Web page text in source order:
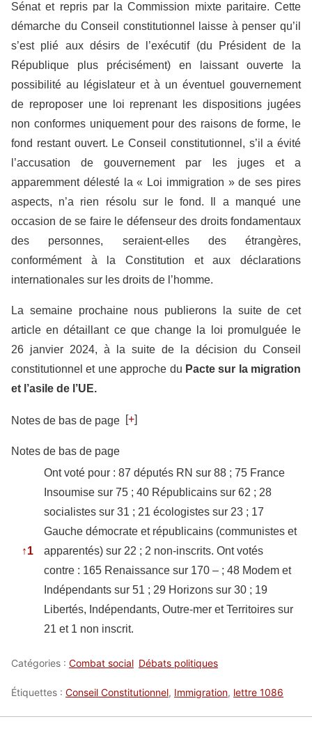
Sénat et repris par la Commission mixte paritaire. Cette
démarche du Conseil constitutionnel laisse à penser qu’il
s’est plié aux désirs de l’exécutif (du Président de la
République plus précisément) en laissant ouverte la
possibilité au législateur et à un éventuel gouvernement
de reproposer une loi reprenant les dispositions jugées
non conformes uniquement pour des raisons de forme, le
fond restant ouvert. Le Conseil constitutionnel, s’il a évité
l’accusation de gouvernement par les juges et a
apparemment délesté la « Loi immigration » de ses pires
aspects, n’a rien résolu sur le fond. Il a manqué une
occasion de se faire le défenseur des droits fondamentaux
des personnes, seraient-elles des étrangères,
conformément à la Constitution et aux déclarations
internationales sur les droits de l’homme.
La semaine prochaine nous publierons la suite de cet
article en détaillant ce que change la loi promulguée le
26 janvier 2024, à la suite de la décision du Conseil
constitutionnel et une approche du Pacte sur la migration
et l’asile de l’UE.
Notes de bas de page [+]
Notes de bas de page
↑1
Ont voté pour : 87 députés RN sur 88 ; 75 France
Insoumise sur 75 ; 40 Républicains sur 62 ; 28
socialistes sur 31 ; 21 écologistes sur 23 ; 17
Gauche démocrate et républicains (communistes et
apparentés) sur 22 ; 2 non-inscrits. Ont votés
contre : 165 Renaissance sur 170 – ; 48 Modem et
Indépendants sur 51 ; 29 Horizons sur 30 ; 19
Libertés, Indépendants, Outre-mer et Territoires sur
21 et 1 non inscrit.
Catégories : Combat social Débats politiques
Étiquettes : Conseil Constitutionnel, Immigration, lettre 1086